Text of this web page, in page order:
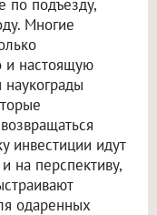
по подъезду,
Многие
и настоящую
инвестиции идут
на перспективу,
одаренных